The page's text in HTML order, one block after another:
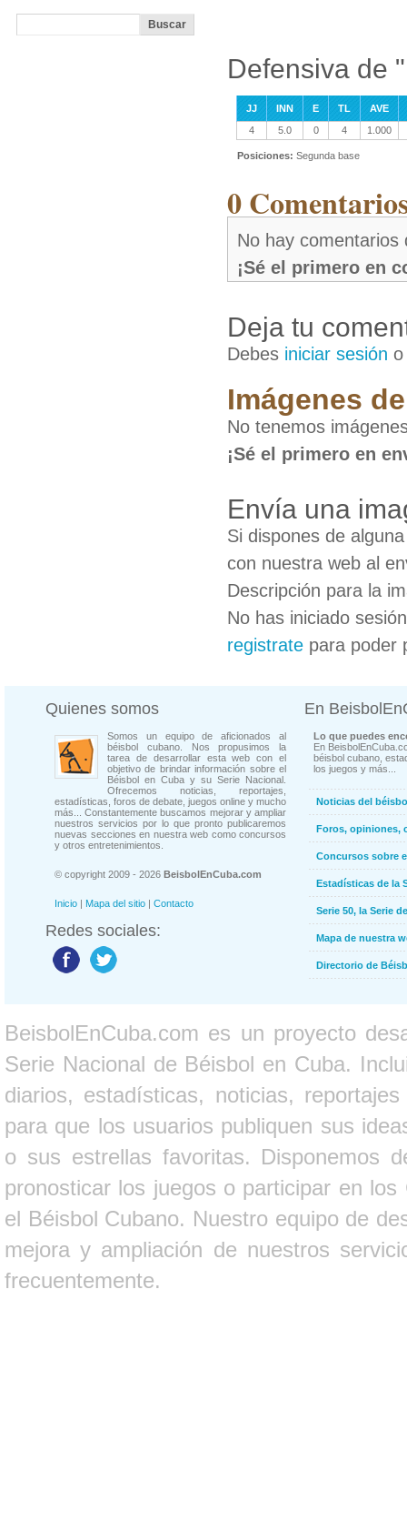
Defensiva de
JJ INN E TL
AVE
4
5.0 0 4 1.000
Posiciones: Segunda base
0
No hay
¡Sé el primero en
Deja tu
Debes iniciar sesión
Imágenes
No tenemos
¡Sé el primero en
Envía una
Si dispones de
con nuestra web al
Descripción para la
No has iniciado
registrate para poder
Quienes somos
Somos un equipo de aficionados al
béisbol cubano. Nos propusimos la
tarea de desarrollar esta web con el
objetivo de brindar información sobre el
Béisbol en Cuba y su Serie Nacional.
Ofrecemos noticias, reportajes,
estadísticas, foros de debate, juegos online y mucho
más... Constantemente buscamos mejorar y ampliar
nuestros servicios por lo que pronto publicaremos
nuevas secciones en nuestra web como concursos
y otros entretenimientos.
© copyright 2009 - 2026 BeisbolEnCuba.com
Inicio | Mapa del sitio | Contacto
Redes sociales:
En
Lo que puedes
En
béisbol cubano,
los juegos y más...
Noticias del
Foros, opiniones,
Concursos sobre
Estadísticas de la
Serie 50, la Serie
Mapa de nuestra
Directorio de
BeisbolEnCuba.com es un proyecto
Serie Nacional de Béisbol en Cuba.
diarios, estadísticas, noticias,
para que los usuarios publiquen sus
o sus estrellas favoritas. Disponemos
pronosticar los juegos o participar en
el Béisbol Cubano. Nuestro equipo de
mejora y ampliación de nuestros
frecuentemente.